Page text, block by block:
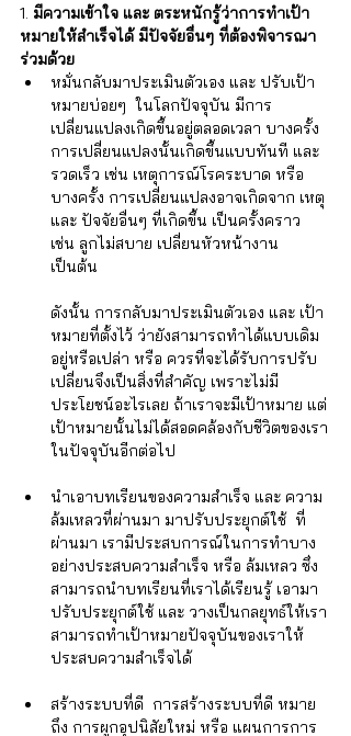
1. มีความเข้าใจ และ ตระหนักรู้ว่าการทำเป้า
หมายให้สำเร็จได้ มีปัจจัยอื่นๆ ที่ต้องพิจารณา
ร่วมด้วย
หมั่นกลับมาประเมินตัวเอง และ ปรับเป้า
หมายบ่อยๆ  ในโลกปัจจุบัน มีการ
เปลี่ยนแปลงเกิดขึ้นอยู่ตลอดเวลา บางครั้ง
การเปลี่ยนแปลงนั้นเกิดขึ้นแบบทันที และ
รวดเร็ว เช่น เหตุการณ์โรคระบาด หรือ
บางครั้ง การเปลี่ยนแปลงอาจเกิดจาก เหตุ
และ ปัจจัยอื่นๆ ที่เกิดขึ้น เป็นครั้งคราว
เช่น ลูกไม่สบาย เปลี่ยนหัวหน้างาน
เป็นต้น
ดังนั้น การกลับมาประเมินตัวเอง และ เป้า
หมายที่ตั้งไว้ ว่ายังสามารถทำได้แบบเดิม
อยู่หรือเปล่า หรือ ควรที่จะได้รับการปรับ
เปลี่ยนจึงเป็นสิ่งที่สำคัญ เพราะไม่มี
ประโยชน์อะไรเลย ถ้าเราจะมีเป้าหมาย แต่
เป้าหมายนั้นไม่ได้สอดคล้องกับชีวิตของเรา
ในปัจจุบันอีกต่อไป
นำเอาบทเรียนของความสำเร็จ และ ความ
ล้มเหลวที่ผ่านมา มาปรับประยุกต์ใช้  ที่
ผ่านมา เรามีประสบการณ์ในการทำบาง
อย่างประสบความสำเร็จ หรือ ล้มเหลว ซึ่ง
สามารถนำบทเรียนที่เราได้เรียนรู้ เอามา
ปรับประยุกต์ใช้ และ วางเป็นกลยุทธ์ให้เรา
สามารถทำเป้าหมายปัจจุบันของเราให้
ประสบความสำเร็จได้
สร้างระบบที่ดี  การสร้างระบบที่ดี หมาย
ถึง การผูกอุปนิสัยใหม่ หรือ แผนการการ